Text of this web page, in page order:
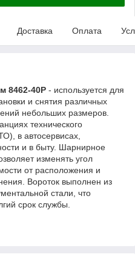
Доставка Оплата
8462-40P - используется для
и снятия различных
небольших размеров.
технического
в автосервисах,
и в быту. Шарнирное
изменять угол
от расположения и
Вороток выполнен из
стали, что
срок службы.